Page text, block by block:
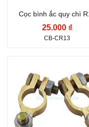
Cọc bình ắc quy chì
25.000 ₫
CB-CR13